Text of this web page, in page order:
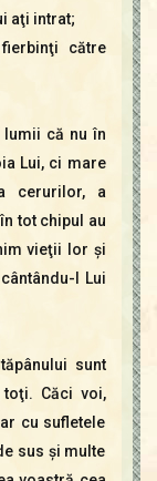
aţi intrat;
către
lumii că nu în
Lui, ci mare
cerurilor, a
tot chipul au
vieţii lor şi
I Lui
sunt
Căci voi,
cu sufletele
sus şi multe